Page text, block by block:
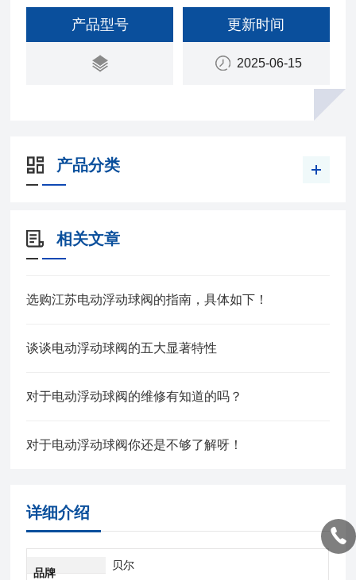
开启、关闭或调节。
产品型号 更新时间
2025-06-15
产品分类
相关文章
选购江苏电动浮动球阀的指南，具体如下！
谈谈电动浮动球阀的五大显著特性
对于电动浮动球阀的维修有知道的吗？
对于电动浮动球阀你还是不够了解呀！
详细介绍
品牌
贝尔